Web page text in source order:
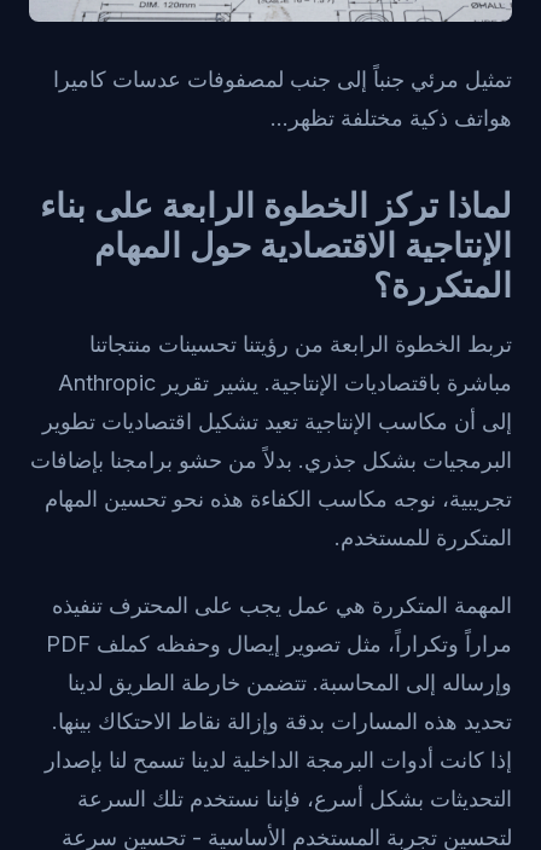
تمثيل مرئي جنباً إلى جنب لمصفوفات عدسات كاميرا
هواتف ذكية مختلفة تظهر...
لماذا تركز الخطوة الرابعة على بناء
الإنتاجية الاقتصادية حول المهام
المتكررة؟
تربط الخطوة الرابعة من رؤيتنا تحسينات منتجاتنا
مباشرة باقتصاديات الإنتاجية. يشير تقرير Anthropic
إلى أن مكاسب الإنتاجية تعيد تشكيل اقتصاديات تطوير
البرمجيات بشكل جذري. بدلاً من حشو برامجنا بإضافات
تجريبية، نوجه مكاسب الكفاءة هذه نحو تحسين المهام
المتكررة للمستخدم.
المهمة المتكررة هي عمل يجب على المحترف تنفيذه
مراراً وتكراراً، مثل تصوير إيصال وحفظه كملف PDF
وإرساله إلى المحاسبة. تتضمن خارطة الطريق لدينا
تحديد هذه المسارات بدقة وإزالة نقاط الاحتكاك بينها.
إذا كانت أدوات البرمجة الداخلية لدينا تسمح لنا بإصدار
التحديثات بشكل أسرع، فإننا نستخدم تلك السرعة
لتحسين تجربة المستخدم الأساسية - تحسين سرعة